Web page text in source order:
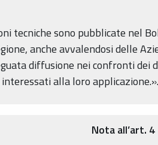
tecniche sono pubblicate nel
anche avvalendosi delle
diffusione nei confronti dei
alla loro applicazione.».
Nota all’art. 4